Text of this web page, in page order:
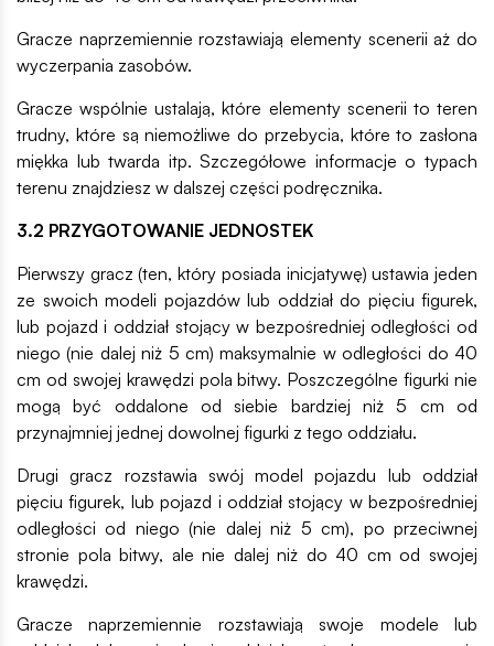
Gracze naprzemiennie rozstawiają elementy scenerii aż do
wyczerpania zasobów.
Gracze wspólnie ustalają, które elementy scenerii to teren
trudny, które są niemożliwe do przebycia, które to zasłona
miękka lub twarda itp. Szczegółowe informacje o typach
terenu znajdziesz w dalszej części podręcznika.
3.2 PRZYGOTOWANIE JEDNOSTEK
Pierwszy gracz (ten, który posiada inicjatywę) ustawia jeden
ze swoich modeli pojazdów lub oddział do pięciu figurek,
lub pojazd i oddział stojący w bezpośredniej odległości od
niego (nie dalej niż 5 cm) maksymalnie w odległości do 40
cm od swojej krawędzi pola bitwy. Poszczególne figurki nie
mogą być oddalone od siebie bardziej niż 5 cm od
przynajmniej jednej dowolnej figurki z tego oddziału.
Drugi gracz rozstawia swój model pojazdu lub oddział
pięciu figurek, lub pojazd i oddział stojący w bezpośredniej
odległości od niego (nie dalej niż 5 cm), po przeciwnej
stronie pola bitwy, ale nie dalej niż do 40 cm od swojej
krawędzi.
Gracze naprzemiennie rozstawiają swoje modele lub